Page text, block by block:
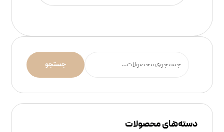
جستجو
دسته‌های محصولات